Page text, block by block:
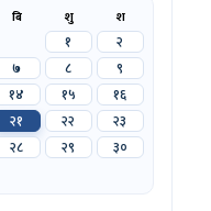
बि शु श
१
२
७ ८
९
१४ १५
१६
२१ २२
२३
२८ २९
३०